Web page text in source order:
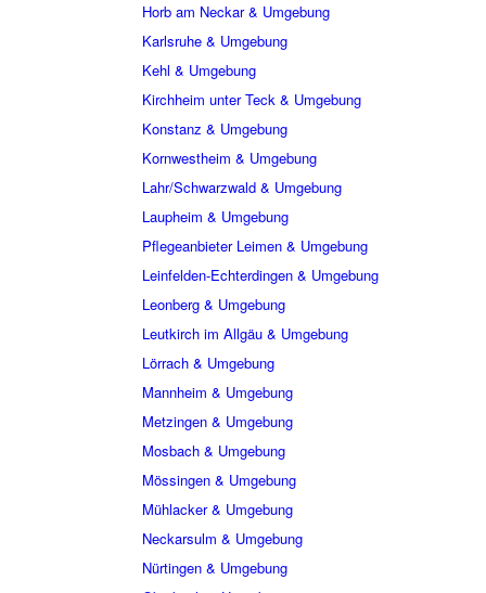
Horb am Neckar & Umgebung
Karlsruhe & Umgebung
Kehl & Umgebung
Kirchheim unter Teck & Umgebung
Konstanz & Umgebung
Kornwestheim & Umgebung
Lahr/Schwarzwald & Umgebung
Laupheim & Umgebung
Pflegeanbieter Leimen & Umgebung
Leinfelden-Echterdingen & Umgebung
Leonberg & Umgebung
Leutkirch im Allgäu & Umgebung
Lörrach & Umgebung
Mannheim & Umgebung
Metzingen & Umgebung
Mosbach & Umgebung
Mössingen & Umgebung
Mühlacker & Umgebung
Neckarsulm & Umgebung
Nürtingen & Umgebung